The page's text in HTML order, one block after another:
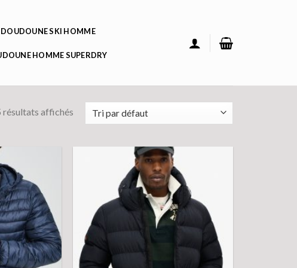
DOUDOUNE SKI HOMME
HOMME SUPERDRY
résultats affichés